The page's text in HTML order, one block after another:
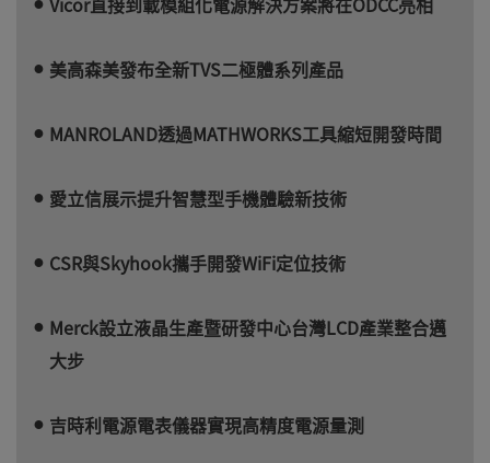
美高森美發布全新TVS二極體系列產品
MANROLAND透過MATHWORKS工具縮短開發時間
愛立信展示提升智慧型手機體驗新技術
CSR與Skyhook攜手開發WiFi定位技術
Merck設立液晶生產暨研發中心台灣LCD產業整合邁
大步
吉時利電源電表儀器實現高精度電源量測